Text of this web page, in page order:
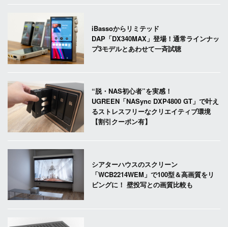
iBassoからリミテッド
DAP「DX340MAX」登場！通常ラインナッ
プ3モデルとあわせて一斉試聴
“脱・NAS初心者”を実感！
UGREEN「NASync DXP4800 GT」で叶え
るストレスフリーなクリエイティブ環境
【割引クーポン有】
シアターハウスのスクリーン
「WCB2214WEM」で100型＆高画質をリ
ビングに！ 壁投写との画質比較も